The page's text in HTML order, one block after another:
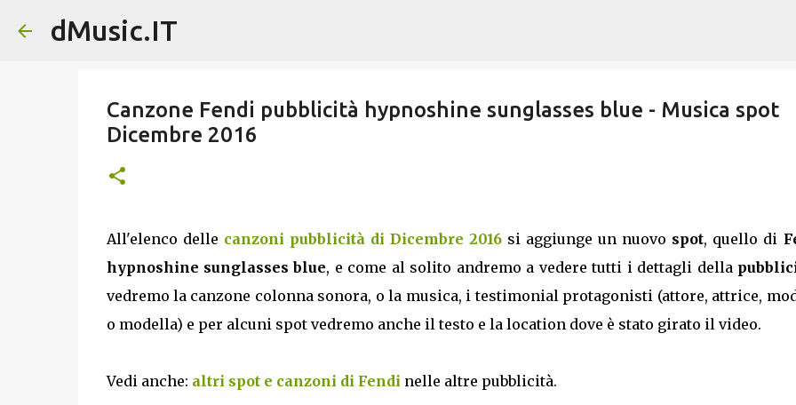
dMusic.IT
Canzone Fendi pubblicità hypnoshine sunglasses blue - Musica spot
Dicembre 2016
All'elenco delle canzoni pubblicità di Dicembre 2016si aggiunge un nuovo spot, quello di
hypnoshine sunglasses blue, e come al solito andremo a vedere tutti i dettagli della
vedremo la canzone colonna sonora, o la musica, i testimonial protagonisti (attore, attrice,
o modella) e per alcuni spot vedremo anche il testo e la location dove è stato girato il video.
Vedi anche: altri spot e canzoni di Fendi nelle altre pubblicità.